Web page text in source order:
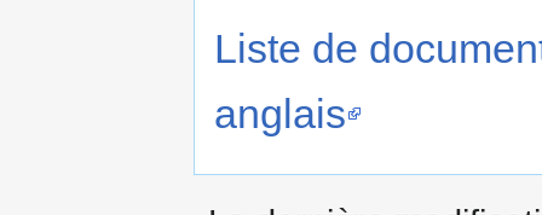
Liste de
anglais